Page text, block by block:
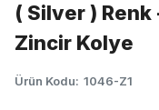
( Silver ) Renk
Zincir Kolye
Ürün Kodu: 1046-Z1